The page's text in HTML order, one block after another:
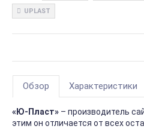
UPLAST
Обзор Характеристики
«Ю-Пласт» – производитель
этим он отличается от всех